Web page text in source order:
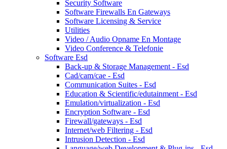
Security Software
Software Firewalls En Gateways
Software Licensing & Service
Utilities
Video / Audio Opname En Montage
Video Conference & Telefonie
Software Esd
Back-up & Storage Management - Esd
Cad/cam/cae - Esd
Communication Suites - Esd
Education & Scientific/edutainment - Esd
Emulation/virtualization - Esd
Encryption Software - Esd
Firewall/gateways - Esd
Internet/web Filtering - Esd
Intrusion Detection - Esd